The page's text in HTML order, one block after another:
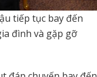
tiếp tục bay đến
đình và gặp gỡ